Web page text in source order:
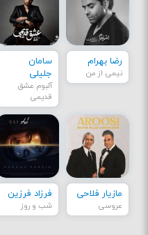
رضا بهرام
نیمی از من
سامان
جلیلی
آلبوم عشق
قدیمی
مازیار فلاحی
عروسی
فرزاد فرزین
شب و روز